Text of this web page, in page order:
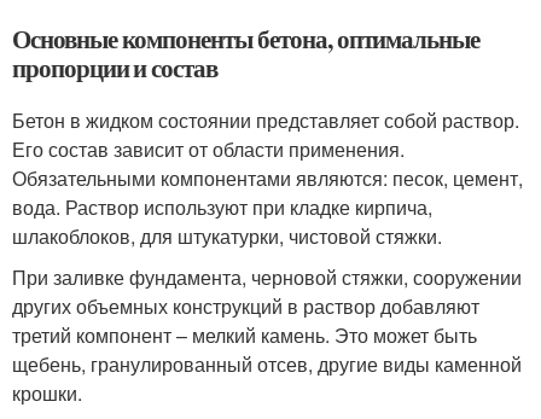
Основные компоненты бетона, оптимальные
пропорции и состав
Бетон в жидком состоянии представляет собой раствор.
Его состав зависит от области применения.
Обязательными компонентами являются: песок, цемент,
вода. Раствор используют при кладке кирпича,
шлакоблоков, для штукатурки, чистовой стяжки.
При заливке фундамента, черновой стяжки, сооружении
других объемных конструкций в раствор добавляют
третий компонент – мелкий камень. Это может быть
щебень, гранулированный отсев, другие виды каменной
крошки.